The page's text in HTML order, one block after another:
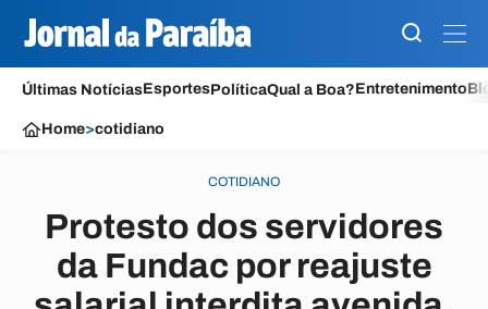
Últimas NotíciasEsportesPolíticaQual a Boa?Entretenimento
Home>cotidiano
COTIDIANO
Protesto dos servidores
da Fundac por reajuste